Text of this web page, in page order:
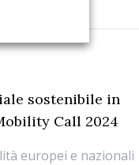
sostenibile in
Call 2024
europei e nazionali